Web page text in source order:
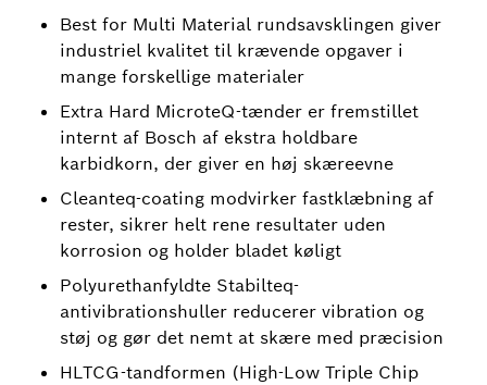
Best for Multi Material rundsavsklingen giver
industriel kvalitet til krævende opgaver i
mange forskellige materialer
Extra Hard MicroteQ-tænder er fremstillet
internt af Bosch af ekstra holdbare
karbidkorn, der giver en høj skæreevne
Cleanteq-coating modvirker fastklæbning af
rester, sikrer helt rene resultater uden
korrosion og holder bladet køligt
Polyurethanfyldte Stabilteq-
antivibrationshuller reducerer vibration og
støj og gør det nemt at skære med præcision
HLTCG-tandformen (High-Low Triple Chip